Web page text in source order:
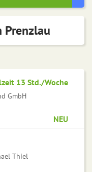
Prenzlau
13 Std./Woche
GmbH
NEU
Thiel